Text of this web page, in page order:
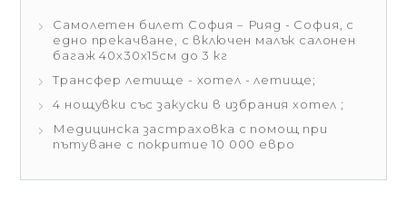
Самолетен билет София – Рияд - София, с
едно прекачване, с включен малък салонен
багаж 40x30x15см до 3 кг
Трансфер летище - хотел - летище;
4 нощувки със закуски в избрания хотел ;
Медицинска застраховка с помощ при
пътуване с покритие 10 000 евро